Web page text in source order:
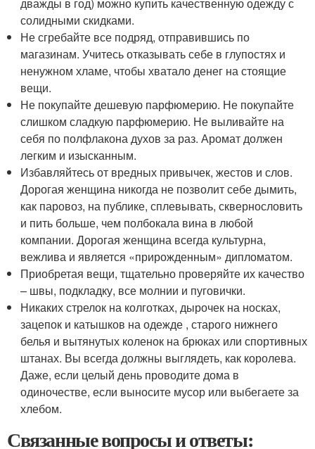
солидными скидками.
Не сгребайте все подряд, отправившись по
магазинам. Учитесь отказывать себе в глупостях и
ненужном хламе, чтобы хватало денег на стоящие
вещи.
Не покупайте дешевую парфюмерию. Не покупайте
слишком сладкую парфюмерию. Не выливайте на
себя по полфлакона духов за раз. Аромат должен
легким и изысканным.
Избавляйтесь от вредных привычек, жестов и слов.
Дорогая женщина никогда не позволит себе дымить,
как паровоз, на публике, сплевывать, сквернословить
и пить больше, чем полбокала вина в любой
компании. Дорогая женщина всегда культурна,
вежлива и является «прирожденным» дипломатом.
Приобретая вещи, тщательно проверяйте их качество
– швы, подкладку, все молнии и пуговички.
Никаких стрелок на колготках, дырочек на носках,
зацепок и катышков на одежде , старого нижнего
белья и вытянутых коленок на брюках или спортивных
штанах. Вы всегда должны выглядеть, как королева.
Даже, если целый день проводите дома в
одиночестве, если выносите мусор или выбегаете за
хлебом.
Связанные вопросы и ответы: